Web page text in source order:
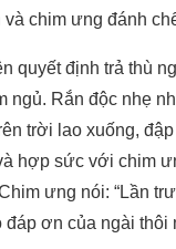
chim ưng đánh
quyết định trả thù
ngủ. Rắn độc nhẹ
trời lao xuống,
hợp sức với chim
ưng nói: “Lần
ơn của ngài thôi